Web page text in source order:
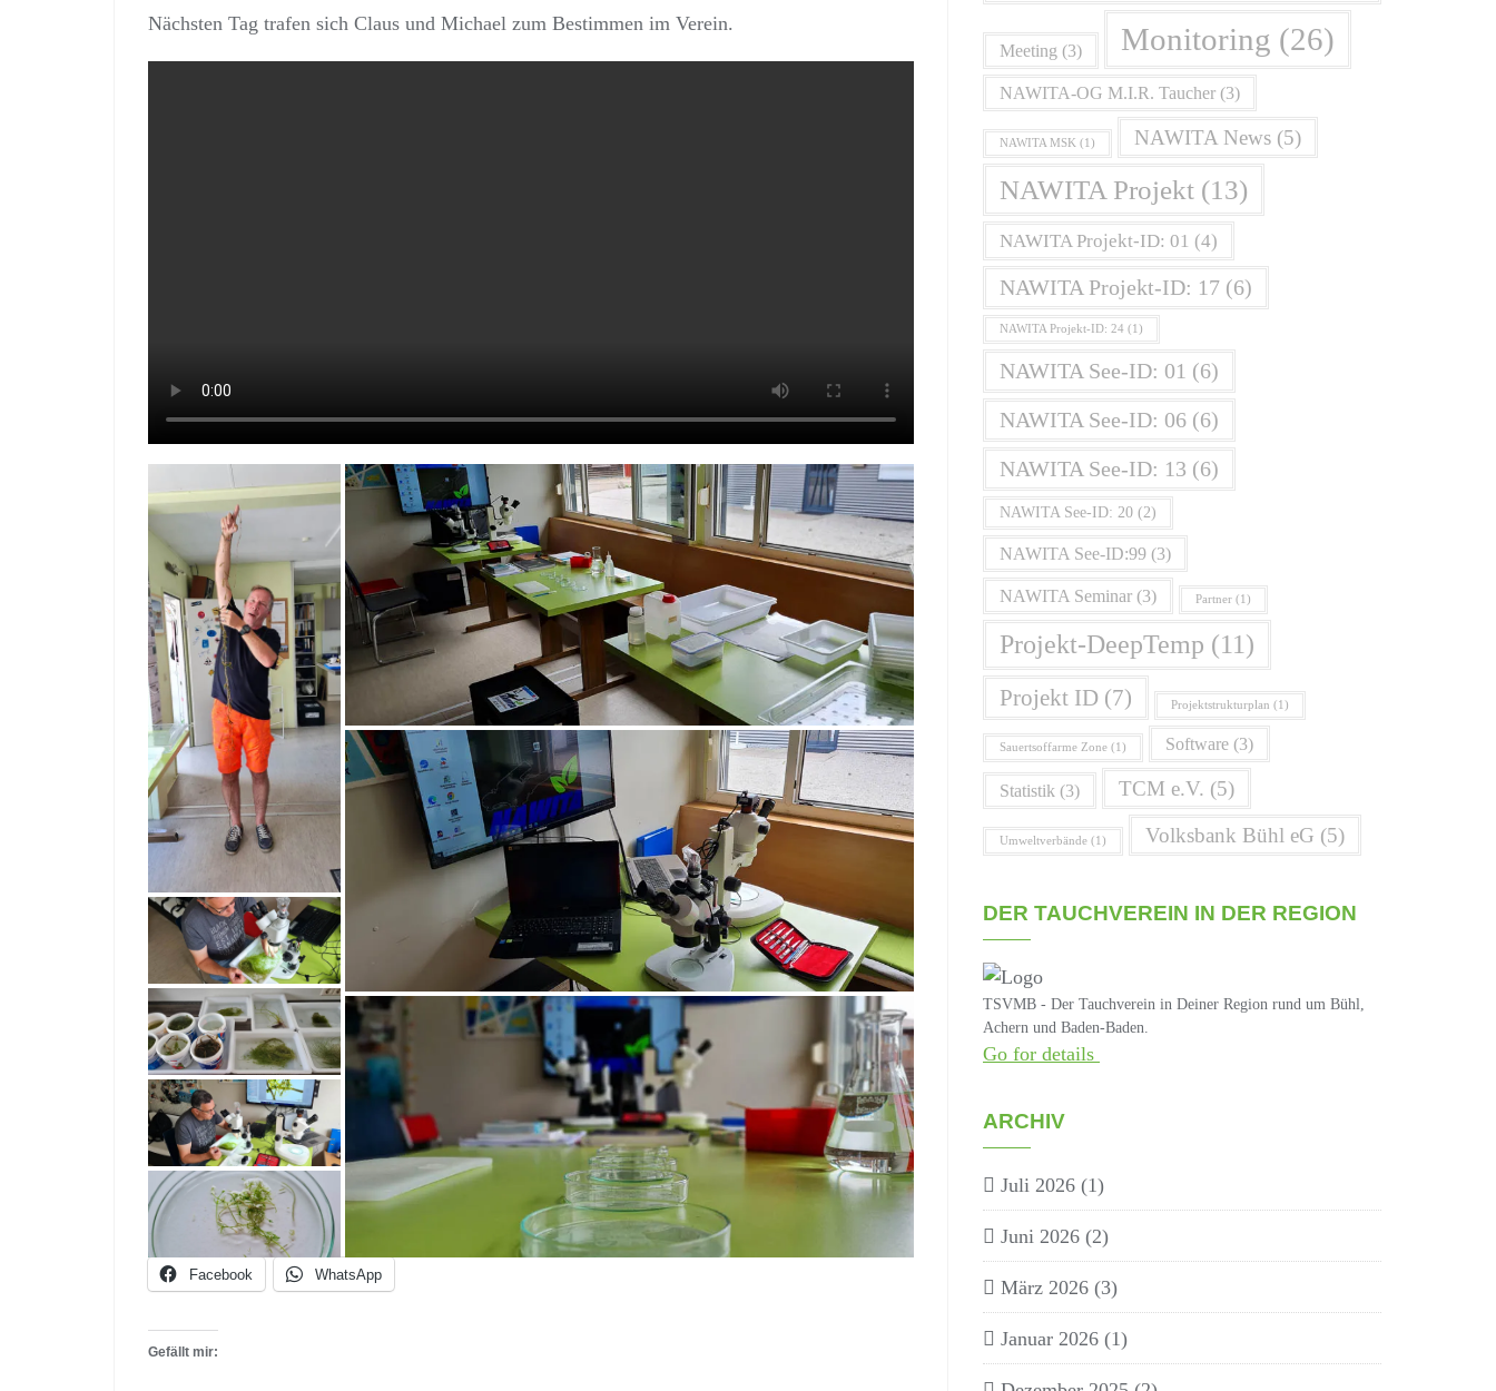
Nächsten Tag trafen sich Claus und Michael zum Bestimmen im Verein.
Facebook WhatsApp
Gefällt mir:
Meeting (3) Monitoring (26)
NAWITA-OG M.I.R. Taucher (3)
NAWITA MSK (1) NAWITA News (5)
NAWITA Projekt (13)
NAWITA Projekt-ID: 01 (4)
NAWITA Projekt-ID: 17 (6)
NAWITA Projekt-ID: 24 (1)
NAWITA See-ID: 01 (6)
NAWITA See-ID: 06 (6)
NAWITA See-ID: 13 (6)
NAWITA See-ID: 20 (2)
NAWITA See-ID:99 (3)
NAWITA Seminar (3) Partner (1)
Projekt-DeepTemp (11)
Projekt ID (7) Projektstrukturplan (1)
Sauertsoffarme Zone (1) Software (3)
Statistik (3) TCM e.V. (5)
Umweltverbände (1) Volksbank Bühl eG (5)
DER TAUCHVEREIN IN DER REGION
TSVMB - Der Tauchverein in Deiner Region rund um Bühl,
Achern und Baden-Baden.
Go for details
ARCHIV
Juli 2026 (1)
Juni 2026 (2)
März 2026 (3)
Januar 2026 (1)